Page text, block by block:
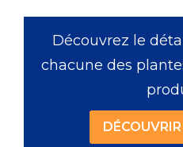
Découvrez le
chacune des